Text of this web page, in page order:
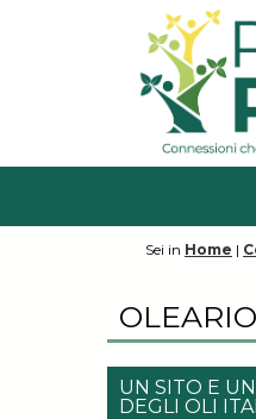
Sei in Home |
UN SITO E
DEGLI OLI